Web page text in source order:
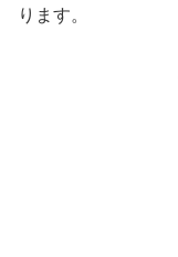
ります。